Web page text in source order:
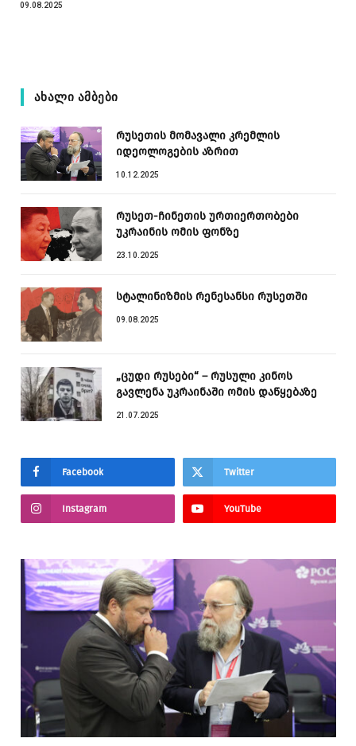
09.08.2025
ᲐᲮᲐᲚᲘ ᲐᲛᲑᲔᲑᲘ
რუსეთის მომავალი კრემლის
იდეოლოგების აზრით
10.12.2025
რუსეთ-ჩინეთის ურთიერთობები
უკრაინის ომის ფონზე
23.10.2025
სტალინიზმის რენესანსი რუსეთში
09.08.2025
„ცუდი რუსები“ – რუსული კინოს
გავლენა უკრაინაში ომის დაწყებაზე
21.07.2025
Facebook Twitter
Instagram YouTube